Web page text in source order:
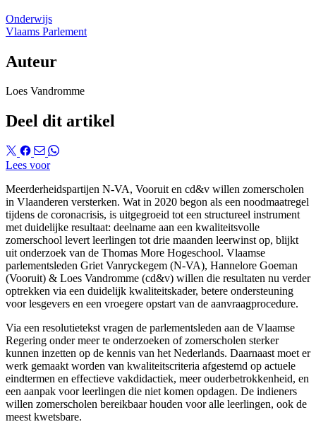
Onderwijs
Vlaams Parlement
Auteur
Loes Vandromme
Deel dit artikel
Lees voor
Meerderheidspartijen N-VA, Vooruit en cd&v willen zomerscholen
in Vlaanderen versterken. Wat in 2020 begon als een noodmaatregel
tijdens de coronacrisis, is uitgegroeid tot een structureel instrument
met duidelijke resultaat: deelname aan een kwaliteitsvolle
zomerschool levert leerlingen tot drie maanden leerwinst op, blijkt
uit onderzoek van de Thomas More Hogeschool. Vlaamse
parlementsleden Griet Vanryckegem (N-VA), Hannelore Goeman
(Vooruit) & Loes Vandromme (cd&v) willen die resultaten nu verder
optrekken via een duidelijk kwaliteitskader, betere ondersteuning
voor lesgevers en een vroegere opstart van de aanvraagprocedure.
Via een resolutietekst vragen de parlementsleden aan de Vlaamse
Regering onder meer te onderzoeken of zomerscholen sterker
kunnen inzetten op de kennis van het Nederlands. Daarnaast moet er
werk gemaakt worden van kwaliteitscriteria afgestemd op actuele
eindtermen en effectieve vakdidactiek, meer ouderbetrokkenheid, en
een aanpak voor leerlingen die niet komen opdagen. De indieners
willen zomerscholen bereikbaar houden voor alle leerlingen, ook de
meest kwetsbare.